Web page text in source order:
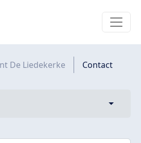
De Liedekerke
De Liedekerke Contact
Toggle